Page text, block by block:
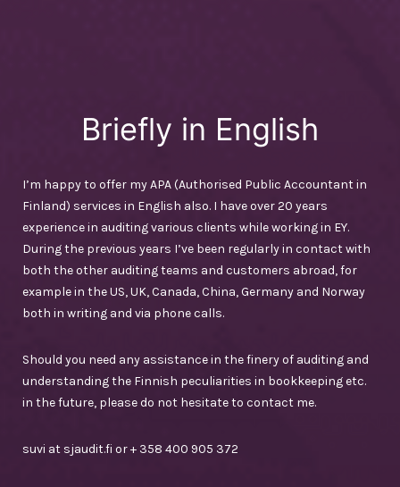
Briefly in English
I’m happy to offer my APA (Authorised Public Accountant in
Finland) services in English also. I have over 20 years
experience in auditing various clients while working in EY.
During the previous years I’ve been regularly in contact with
both the other auditing teams and customers abroad, for
example in the US, UK, Canada, China, Germany and Norway
both in writing and via phone calls.
Should you need any assistance in the finery of auditing and
understanding the Finnish peculiarities in bookkeeping etc.
in the future, please do not hesitate to contact me.
suvi at sjaudit.fi or + 358 400 905 372